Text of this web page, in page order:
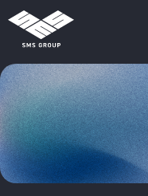
コンテンツへスキップ
メインナビゲーション